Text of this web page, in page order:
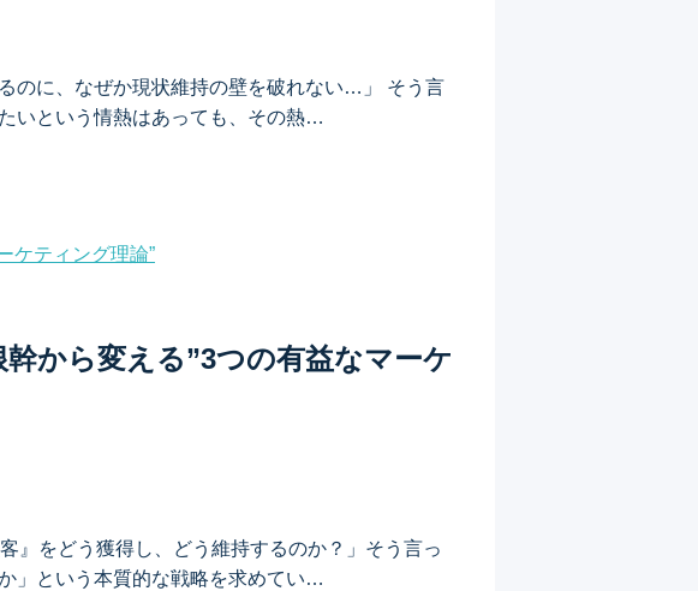
のに、なぜか現状維持の壁を破れない…」 そう言
いという情熱はあっても、その熱…
から変える”3つの有益なマーケ
』をどう獲得し、どう維持するのか？」そう言っ
」という本質的な戦略を求めてい…